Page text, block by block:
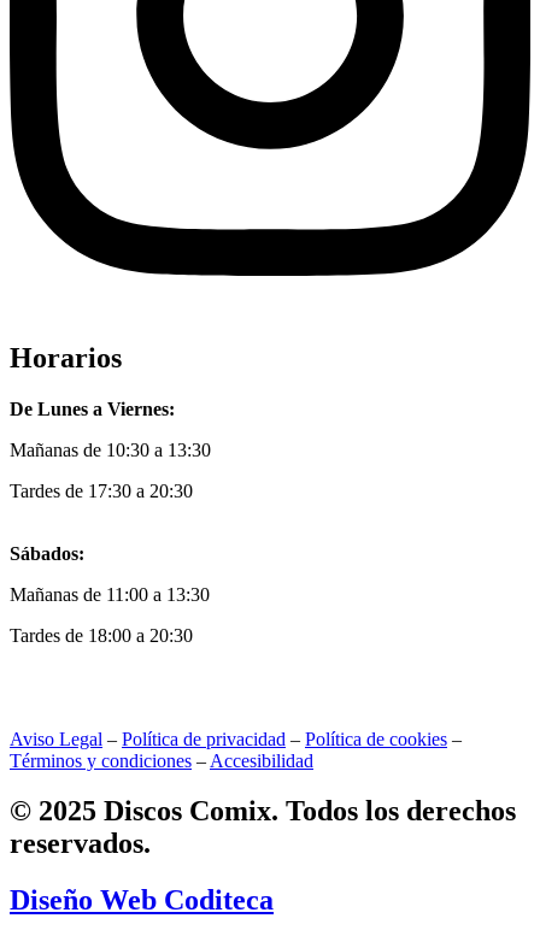
Horarios
De Lunes a Viernes:
Mañanas de 10:30 a 13:30
Tardes de 17:30 a 20:30
Sábados:
Mañanas de 11:00 a 13:30
Tardes de 18:00 a 20:30
Aviso Legal – Política de privacidad – Política de cookies –
Términos y condiciones – Accesibilidad
© 2025 Discos Comix. Todos los derechos
reservados.
Diseño Web Coditeca